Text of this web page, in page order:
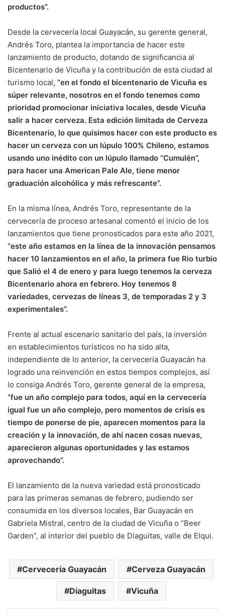
productos”.
Desde la cervecería local Guayacán, su gerente general,
Andrés Toro, plantea la importancia de hacer este
lanzamiento de producto, dotando de significancia al
Bicentenario de Vicuña y la contribución de esta ciudad al
turismo local, “en el fondo el bicentenario de Vicuña es
súper relevante, nosotros en el fondo tenemos como
prioridad promocionar iniciativa locales, desde Vicuña
salir a hacer cerveza. Esta edición limitada de Cerveza
Bicentenario, lo que quisimos hacer con este producto es
hacer un cerveza con un lúpulo 100% Chileno, estamos
usando uno inédito con un lúpulo llamado “Cumulén”,
para hacer una American Pale Ale, tiene menor
graduación alcohólica y más refrescante”.
En la misma línea, Andrés Toro, representante de la
cervecería de proceso artesanal comentó el inicio de los
lanzamientos que tiene pronosticados para este año 2021,
“este año estamos en la línea de la innovación pensamos
hacer 10 lanzamientos en el año, la primera fue Rio turbio
que Salió el 4 de enero y para luego tenemos la cerveza
Bicentenario ahora en febrero. Hoy tenemos 8
variedades, cervezas de líneas 3, de temporadas 2 y 3
experimentales”.
Frente al actual escenario sanitario del país, la inversión
en establecimientos turísticos no ha sido alta,
independiente de lo anterior, la cervecería Guayacán ha
logrado una reinvención en estos tiempos complejos, así
lo consiga Andrés Toro, gerente general de la empresa,
“fue un año complejo para todos, aquí en la cervecería
igual fue un año complejo, pero momentos de crisis es
tiempo de ponerse de pie, aparecen momentos para la
creación y la innovación, de ahí nacen cosas nuevas,
aparecieron algunas oportunidades y las estamos
aprovechando”.
El lanzamiento de la nueva variedad está pronosticado
para las primeras semanas de febrero, pudiendo ser
consumida en los diversos locales, Bar Guayacán en
Gabriela Mistral, centro de la ciudad de Vicuña o “Beer
Garden”, al interior del pueblo de Diaguitas, valle de Elqui.
Cervecería Guayacán Cerveza Guayacán
Diaguitas Vicuña